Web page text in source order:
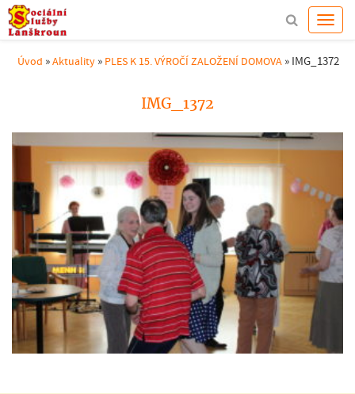
Úvod »Aktuality » PLES K 15. VÝROČÍ ZALOŽENÍ DOMOVA » IMG_1372
IMG_1372